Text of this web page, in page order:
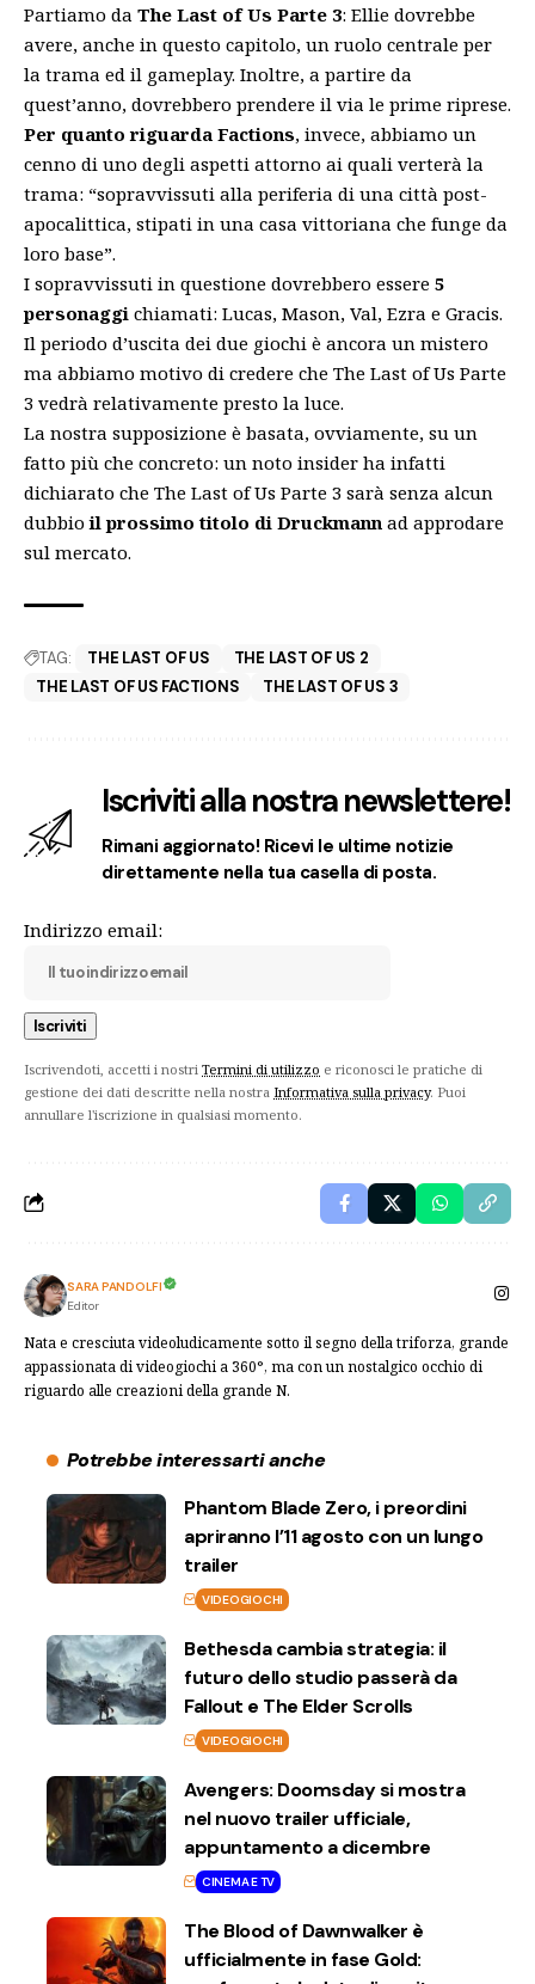
Partiamo da The Last of Us Parte 3: Ellie dovrebbe
avere, anche in questo capitolo, un ruolo centrale per
la trama ed il gameplay. Inoltre, a partire da
quest’anno, dovrebbero prendere il via le prime riprese.
Per quanto riguarda Factions, invece, abbiamo un
cenno di uno degli aspetti attorno ai quali verterà la
trama: “sopravvissuti alla periferia di una città post-
apocalittica, stipati in una casa vittoriana che funge da
loro base”.
I sopravvissuti in questione dovrebbero essere 5
personaggi chiamati: Lucas, Mason, Val, Ezra e Gracis.
Il periodo d’uscita dei due giochi è ancora un mistero
ma abbiamo motivo di credere che The Last of Us Parte
3 vedrà relativamente presto la luce.
La nostra supposizione è basata, ovviamente, su un
fatto più che concreto: un noto insider ha infatti
dichiarato che The Last of Us Parte 3 sarà senza alcun
dubbio il prossimo titolo di Druckmann ad approdare
sul mercato.
TAG: THE LAST OF US
THE LAST OF US 2
THE LAST OF US FACTIONS
THE LAST OF US 3
Iscriviti alla nostra newslettere!
Rimani aggiornato! Ricevi le ultime notizie
direttamente nella tua casella di posta.
Indirizzo email:
Iscrivendoti, accetti i nostri Termini di utilizzo e riconosci le pratiche di
gestione dei dati descritte nella nostra Informativa sulla privacy. Puoi
annullare l'iscrizione in qualsiasi momento.
SARA PANDOLFI
Editor
Nata e cresciuta videoludicamente sotto il segno della triforza, grande
appassionata di videogiochi a 360°, ma con un nostalgico occhio di
riguardo alle creazioni della grande N.
Potrebbe interessarti anche
Phantom Blade Zero, i preordini
apriranno l’11 agosto con un lungo
trailer
VIDEOGIOCHI
Bethesda cambia strategia: il
futuro dello studio passerà da
Fallout e The Elder Scrolls
VIDEOGIOCHI
Avengers: Doomsday si mostra
nel nuovo trailer ufficiale,
appuntamento a dicembre
CINEMA E TV
The Blood of Dawnwalker è
ufficialmente in fase Gold: